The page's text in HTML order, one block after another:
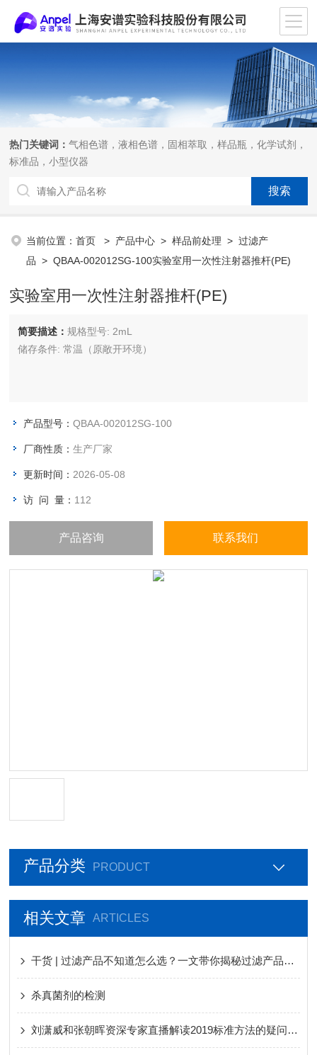
热门关键词：气相色谱，液相色谱，固相萃取，样品瓶，化学试剂，
标准品，小型仪器
当前位置：首页 > 产品中心 >样品前处理 >过滤产
品 > QBAA-002012SG-100实验室用一次性注射器推杆(PE)
实验室用一次性注射器推杆(PE)
简要描述：规格型号: 2mL
储存条件: 常温（原敞开环境）
产品型号：QBAA-002012SG-100
厂商性质：生产厂家
更新时间： 2026-05-08
访 问 量： 112
产品咨询 联系我们
产品分类 PRODUCT
相关文章 ARTICLES
干货 | 过滤产品不知道怎么选？一文带你揭秘过滤产品常见问题
杀真菌剂的检测
刘潇威和张朝晖资深专家直播解读2019标准方法的疑问和难点